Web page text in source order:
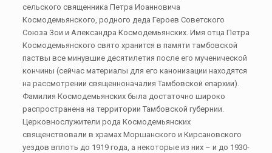
сельского священника Петра Иоанновича
Космодемьянского, родного деда Героев Советского
Союза Зои и Александра Космодемьянских. Имя отца Петра
Космодемьянского свято хранится в памяти тамбовской
паствы все минувшие десятилетия после его мученической
кончины (сейчас материалы для его канонизации находятся
на рассмотрении священноначалия Тамбовской епархии).
Фамилия Космодемьянских была достаточно широко
распространена на территории Тамбовской губернии.
Церковнослужители рода Космодемьянских
священствовали в храмах Моршанского и Кирсановского
уездов вплоть до 1919 года, а некоторые из них – и до 1930-